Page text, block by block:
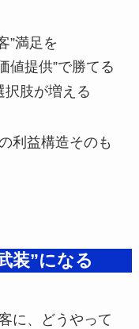
”満足を
値提供”で勝てる
肢が増える
利益構造そのも
装”になる
に、どうやって